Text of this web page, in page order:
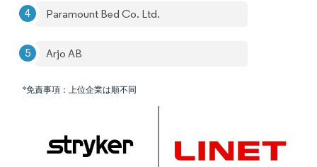
Paramount Bed Co. Ltd.
Arjo AB
*免責事項：上位企業は順不同